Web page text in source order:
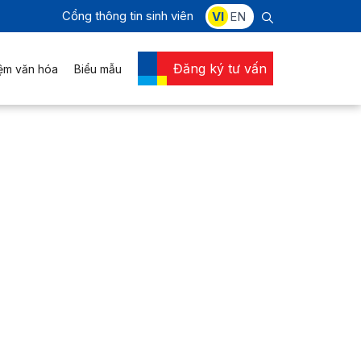
Cổng thông tin sinh viên VI EN
văn hóa Biểu mẫu Đăng ký tư vấn